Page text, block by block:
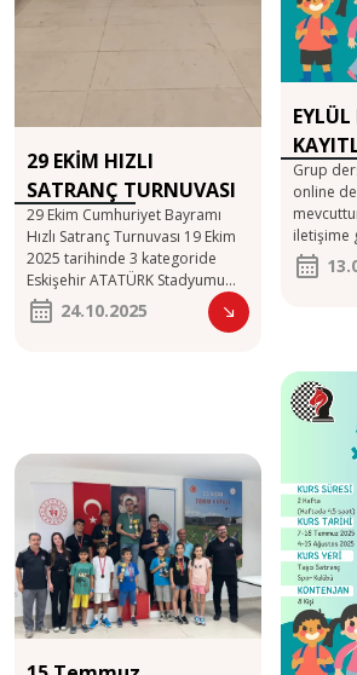
29 EKİM HIZLI
SATRANÇ TURNUVASI
29 Ekim Cumhuriyet Bayramı
Hızlı Satranç Turnuvası 19 Ekim
2025 tarihinde 3 kategoride
Eskişehir ATATÜRK Stadyumu
Satranç Salonunda yapıldı. Her
kategoride ilk 5 dereceyi elde
başarı gösteren tüm
sporcularımızı tebrik ediyoruz.
24.10.2025
Grup
online
iletişime